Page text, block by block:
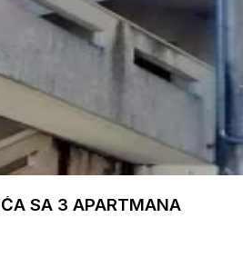
SA 3 APARTMANA